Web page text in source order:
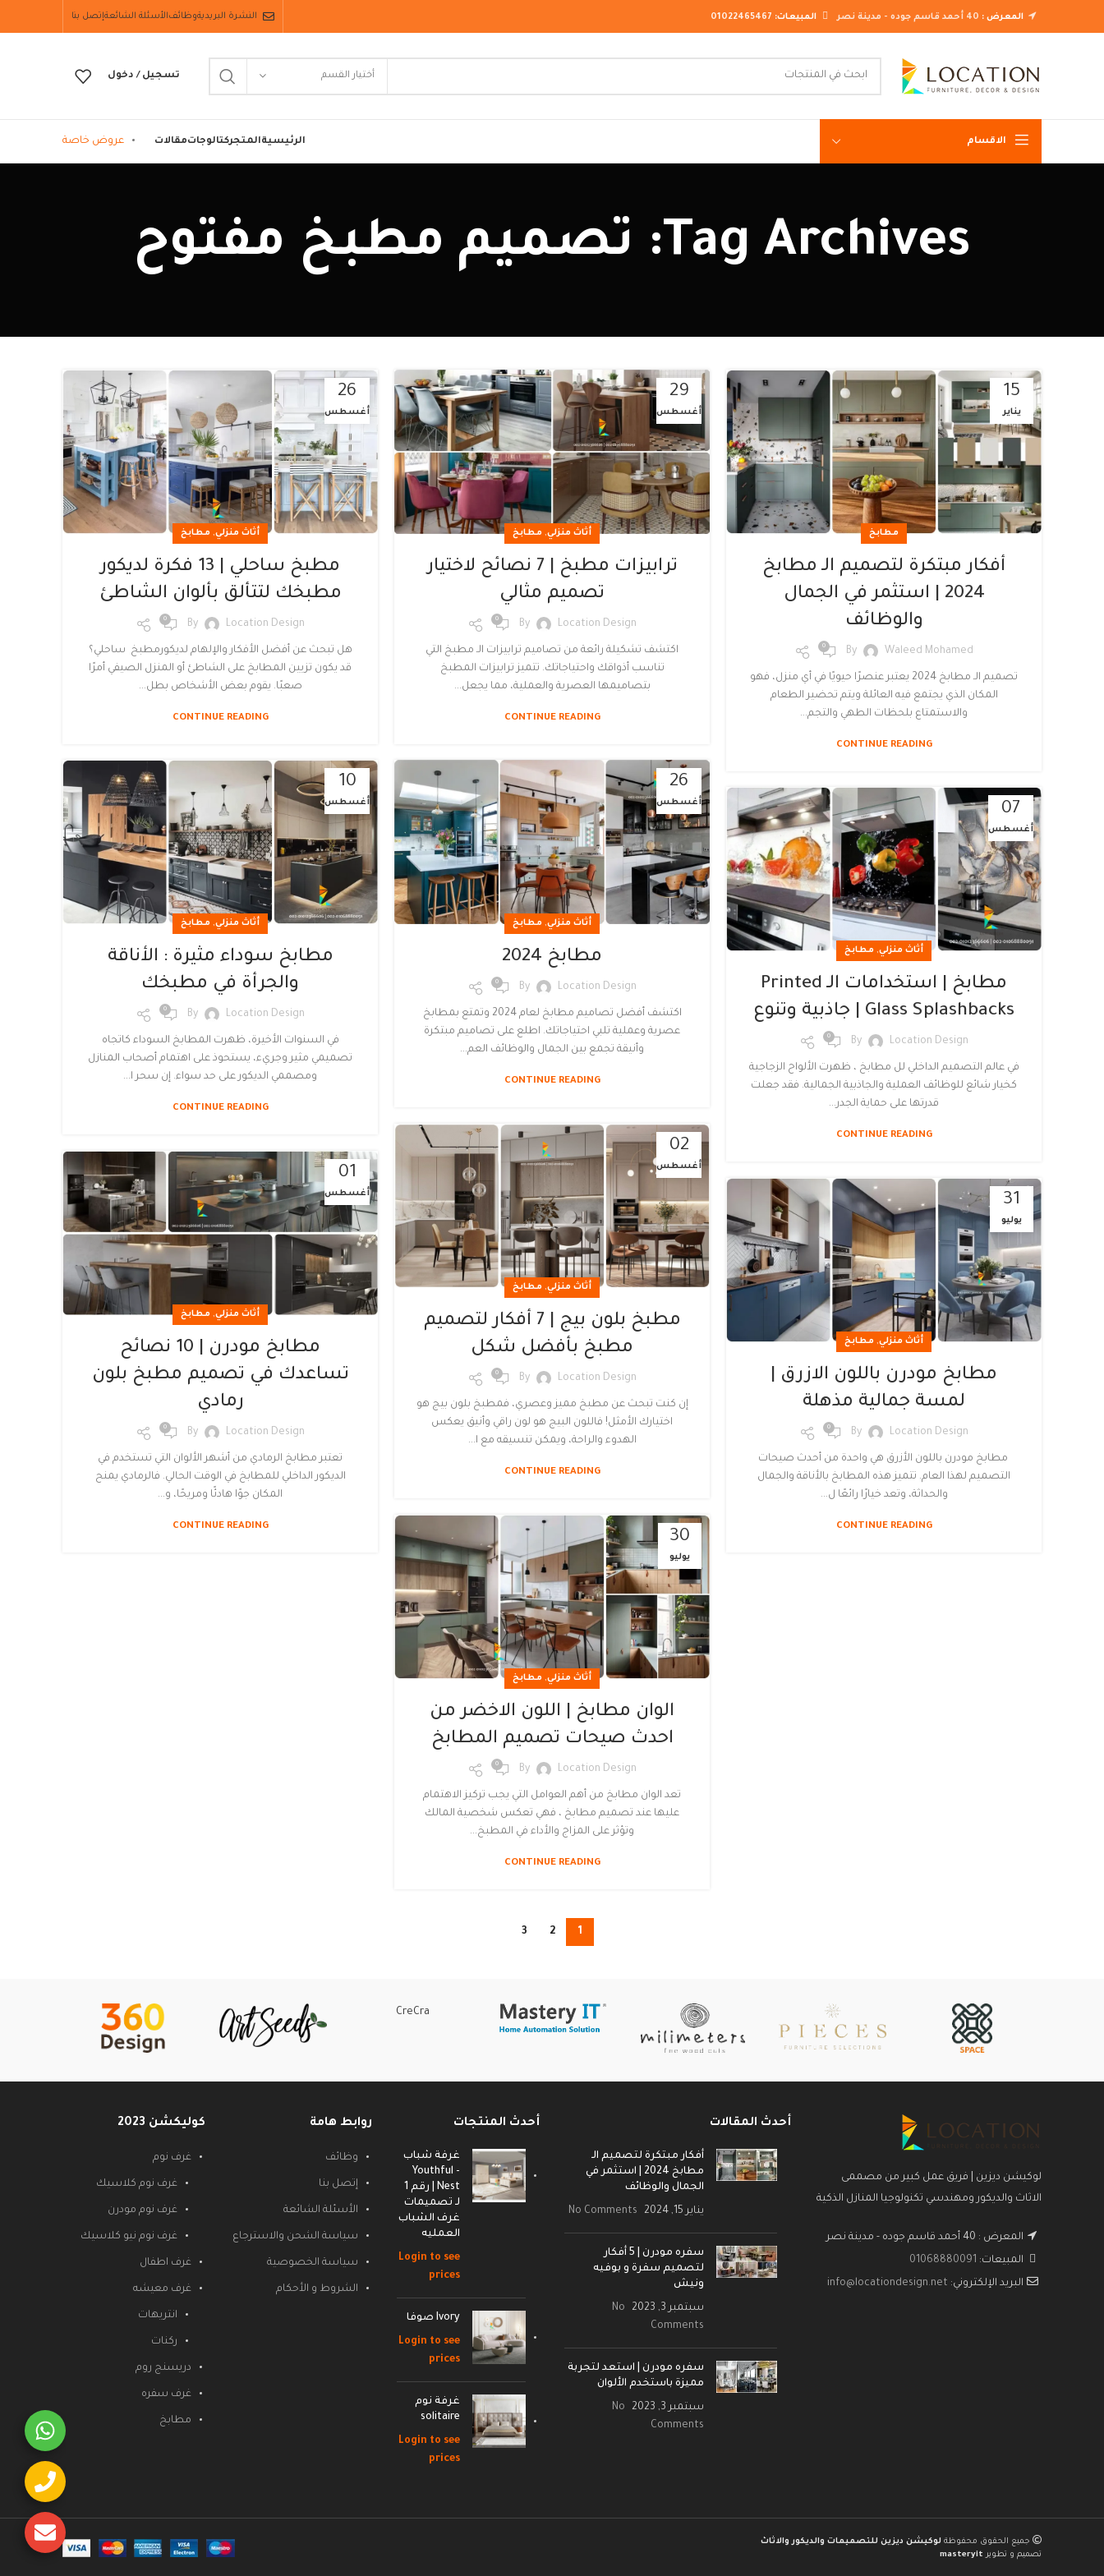
المعرض : المبيعات: 01022465467 النشرة البريديةوظائفالأسئلة الشائعةإتصل بنا
أختيار القسم تسجيل / دخول
الاقسام
غرف نوم مودرن
غرف نوم نيو كلاسيك
الرئيسيةالمتجركتالوجاتمقالات عروض خاصة
Tag Archives: تصميم مطبخ مفتوح
15
يناير
مطابخ
أفكار مبتكرة لتصميم الـ مطابخ
2024 | استثمر في الجمال
والوظائف
By Waleed Mohamed
0
تصميم الـ مطابخ 2024 يعتبر عنصرًا حيويًا في أي منزل، فهو
المكان الذي يجتمع فيه العائلة ويتم تحضير الطعام
والاستمتاع بلحظات الطهي والتجم...
CONTINUE READING
29
أغسطس
أثاث منزلي, مطابخ
ترابيزات مطبخ | 7 نصائح لاختيار
تصميم مثالي
By Location Design
0
اكتشف تشكيلة رائعة من تصاميم ترابيزات الـ مطبخ التي
تناسب أذواقك واحتياجاتك. تتميز ترابيزات المطبخ
بتصاميمها العصرية والعملية، مما يجعل...
CONTINUE READING
26
أغسطس
أثاث منزلي, مطابخ
مطبخ ساحلي | 13 فكرة لديكور
مطبخك لتتألق بألوان الشاطئ
By Location Design
0
هل تبحث عن أفضل الأفكار والإلهام لديكورمطبخ ساحلي؟
قد يكون تزيين المطابخ على الشاطئ أو المنزل الصيفي أمرًا
صعبًا. يقوم بعض الأشخاص بطل...
CONTINUE READING
26
أغسطس
أثاث منزلي, مطابخ
مطابخ 2024
By Location Design
0
اكتشف أفضل تصاميم مطابخ لعام 2024 وتمتع بمطابخ
عصرية وعملية تلبي احتياجاتك. اطلع على تصاميم مبتكرة
وأنيقة تجمع بين الجمال والوظائف العم...
CONTINUE READING
10
أغسطس
أثاث منزلي, مطابخ
مطابخ سوداء مثيرة : الأناقة
والجرأة في مطبخك
By Location Design
0
في السنوات الأخيرة، ظهرت المطابخ السوداء كاتجاه
تصميمي مثير وجريء، يستحوذ على اهتمام أصحاب المنازل
ومصممي الديكور على حد سواء. إن سحر ا...
CONTINUE READING
07
أغسطس
أثاث منزلي, مطابخ
مطابخ | استخدامات الـ Printed
Glass Splashbacks | جاذبية وتنوع
By Location Design
0
في عالم التصميم الداخلي لل مطابخ ، ظهرت الألواح الزجاجية
كخيار شائع للوظائف العملية والجاذبية الجمالية. فقد جعلت
قدرتها على حماية الجدر...
CONTINUE READING
02
أغسطس
أثاث منزلي, مطابخ
مطبخ بلون بيج | 7 أفكار لتصميم
مطبخ بأفضل شكل
By Location Design
0
إن كنت تبحث عن مطبخ مميز وعصري، فمطبخ بلون بيج هو
اختيارك الأمثل! فاللون البيج هو لون راقي وأنيق يعكس
الهدوء والراحة، ويمكن تنسيقه مع ا...
CONTINUE READING
01
أغسطس
أثاث منزلي, مطابخ
مطابخ مودرن | 10 نصائح
تساعدك في تصميم مطبخ بلون
رمادي
By Location Design
0
تعتبر مطابخ الرمادي من أشهر الألوان التي تستخدم في
الديكور الداخلي للمطابخ في الوقت الحالي. فالرمادي يمنح
المكان جوًا هادئًا ومريحًا، و...
CONTINUE READING
31
يوليو
أثاث منزلي, مطابخ
مطابخ مودرن باللون الازرق |
لمسة جمالية مذهلة
By Location Design
0
مطابخ مودرن باللون الأزرق هي واحدة من أحدث صيحات
التصميم لهذا العام. تتميز هذه المطابخ بالأناقة والجمال
والحداثة، وتعد خيارًا رائعًا ل...
CONTINUE READING
30
يوليو
أثاث منزلي, مطابخ
الوان مطابخ | اللون الاخضر من
احدث صيحات تصميم المطابخ
By Location Design
0
تعد الوان مطابخ من أهم العوامل التي يجب تركيز الاهتمام
عليها عند تصميم مطابخ ، فهي تعكس شخصية المالك
وتؤثر على المزاج والأداء في المطبخ...
CONTINUE READING
1
2
3
CreCra
لوكيشن ديزين | فريق عمل كبير من مصممى
الاثاث والديكور ومهندسي تكنولوجيا المنازل الذكية
المعرض : 40 أحمد قاسم جوده - مدينة نصر
المبيعات: 01068880091
البريد الإلكتروني: info@locationdesign.net
أحدث المقالات
أفكار مبتكرة لتصميم الـ
مطابخ 2024 | استثمر في
الجمال والوظائف
يناير 15, 2024 No Comments
سفره مودرن | 5 أفكار
لتصميم سفرة و بوفيه
ونيش
سبتمبر 3, 2023
No
Comments
سفره مودرن | استعد لتجربة
مميزة باستخدم الألوان
سبتمبر 3, 2023
No
Comments
أحدث المنتجات
غرفة شباب
- Youthful
Nest | رقم 1
لـ تصميمات
غرف الشباب
العمليه
Login to see
prices
Ivory صوفا
Login to see
prices
غرفة نوم
solitaire
Login to see
prices
روابط هامة
وظائف
إتصل بنا
الأسئلة الشائعة
سياسة الشحن والاسترجاع
سياسة الخصوصية
الشروط و الأحكام
كوليكشن 2023
غرف نوم
غرف نوم كلاسيك
غرف نوم مودرن
غرف نوم نيو كلاسيك
غرف اطفال
غرف معيشه
انتريهات
ركنات
دريسنج روم
غرف سفره
مطابخ
جميع الحقوق محفوظة لوكيشن ديزين للتصميمات والديكور والاثاث
تصميم و تطوير masteryit